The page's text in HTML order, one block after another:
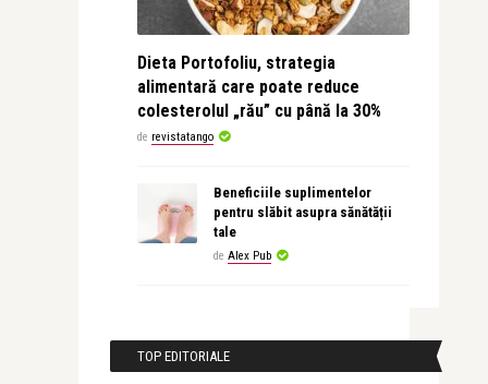
Dieta Portofoliu, strategia
alimentară care poate reduce
colesterolul „rău” cu până la 30%
de revistatango
Beneficiile suplimentelor
pentru slăbit asupra sănătății
tale
de Alex Pub
TOP EDITORIALE